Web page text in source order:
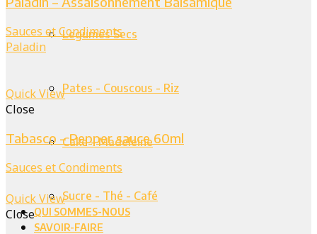
Legumes Secs
Pates - Couscous - Riz
Cake - Madeleine
Sucre - Thé - Café
QUI SOMMES-NOUS
SAVOIR-FAIRE
Sauces et Condiments
Paladin
Quick View
Close
Tabasco – Pepper sauce 60ml
Sauces et Condiments
Quick View
Close